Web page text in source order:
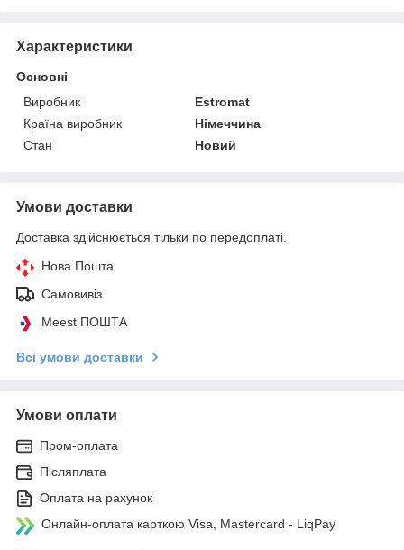
Характеристики
Основні
Виробник
Estromat
Країна виробник
Німеччина
Стан
Новий
Умови доставки
Доставка здійснюється тільки по передоплаті.
Нова Пошта
Самовивіз
Meest ПОШТА
Всі умови доставки
Умови оплати
Пром-оплата
Післяплата
Оплата на рахунок
Онлайн-оплата карткою Visa, Mastercard - LiqPay